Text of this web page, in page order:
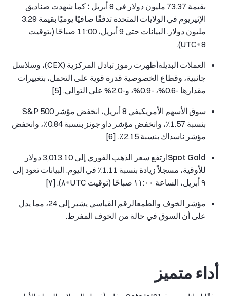
بقيمة 73.37 مليون دولار في 8 أبريل ؛ كما شهدت صناديق
الإثيريوم في الولايات المتحدة تدفقًا صافيًا يوميًا بقيمة 3.29
مليون دولار. البيانات حتى 9 أبريل، 11:00 صباحًا (بتوقيت
UTC+8).
العملات البديلة
أظهرت رموز تبادل المركزية (CEX)، وسلاسل
جانبية، وقطاع الخصوصية قدرة قوية على التحمل، بتغييرات
مقدارها -0.6%، -0.9%، و-2.0% على التوالي. [5]
سوق الأسهم الأمريكي
في 8 أبريل، انخفض مؤشر S&P 500
بنسبة 1.57٪، وانخفض مؤشر داو جونز بنسبة 0.84٪، وانخفض
مؤشر ناسداك بنسبة 2.15٪. [6]
Spot Gold
ارتفع سعر الذهب الفوري إلى 3,013.10 دولار
للأوقية، مسجلاً زيادة بنسبة 1.11٪ في اليوم. البيانات تعود إلى
٩ أبريل، الساعة ١١:٠٠ صباحًا (توقيت UTC+٨). [٧]
مؤشر الخوف والطمع
الرقم القياسي يشير إلى 24، مما يدل
على أن السوق في حالة من الخوف المفرط.
أداء متميز